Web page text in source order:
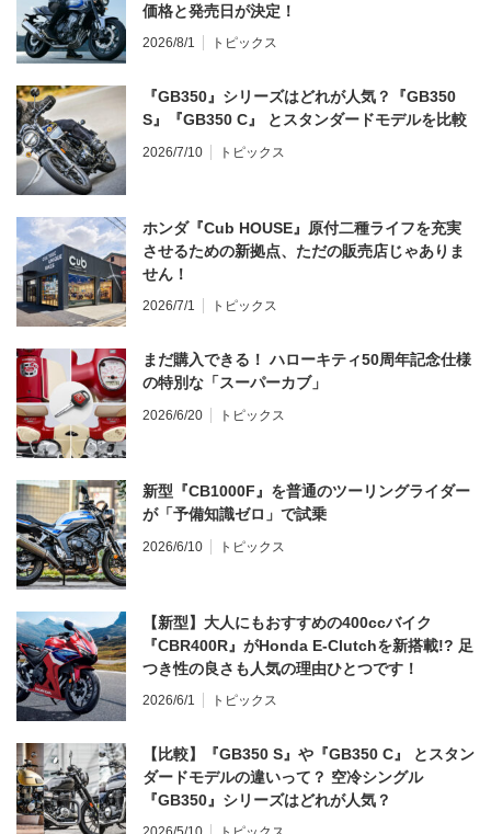
価格と発売日が決定！
2026/8/1 トピックス
『GB350』シリーズはどれが人気？『GB350
S』『GB350 C』 とスタンダードモデルを比較
2026/7/10 トピックス
ホンダ『Cub HOUSE』原付二種ライフを充実
させるための新拠点、ただの販売店じゃありま
せん！
2026/7/1 トピックス
まだ購入できる！ ハローキティ50周年記念仕様
の特別な「スーパーカブ」
2026/6/20 トピックス
新型『CB1000F』を普通のツーリングライダー
が「予備知識ゼロ」で試乗
2026/6/10 トピックス
【新型】大人にもおすすめの400ccバイク
『CBR400R』がHonda E-Clutchを新搭載!? 足
つき性の良さも人気の理由ひとつです！
2026/6/1 トピックス
【比較】『GB350 S』や『GB350 C』 とスタン
ダードモデルの違いって？ 空冷シングル
『GB350』シリーズはどれが人気？